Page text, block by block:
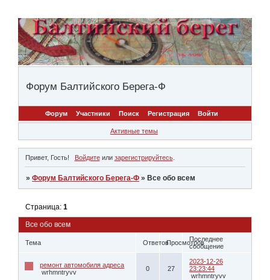
Форум Балтийского Берега-Ф
Форум Участники Поиск Регистрация Войти
Активные темы
Привет, Гость! Войдитеили зарегистрируйтесь.
»Форум Балтийского Берега-Ф » Все обо всем
Все обо всем
Страница:1
Тема ОтветовПросмотровПоследнее
сообщение
ремонт автомобиля адреса
wrhmntryvv
0 27
2023-12-26
23:23:44
wrhmntryvv